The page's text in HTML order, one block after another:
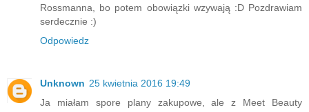
Rossmanna, bo potem obowiązki wzywają :D Pozdrawiam
serdecznie :)
Odpowiedz
Unknown 25 kwietnia 2016 19:49
Ja miałam spore plany zakupowe, ale z Meet Beauty